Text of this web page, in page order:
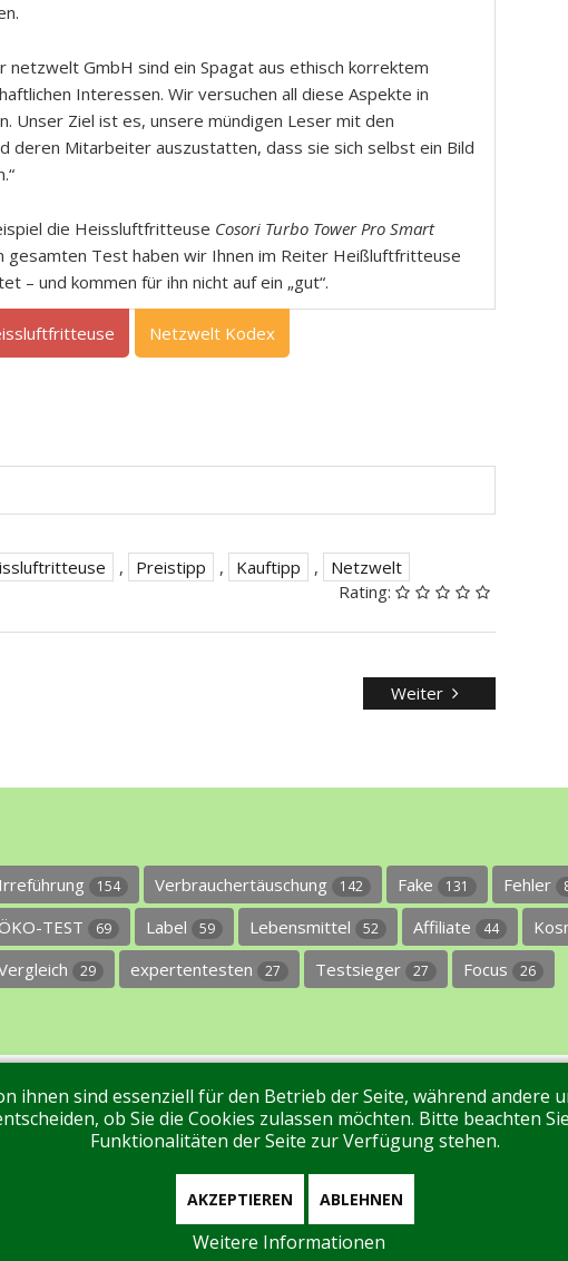
GmbH sind ein Spagat aus ethisch korrektem
Interessen. Wir versuchen all diese Aspekte in
Unser Ziel ist es, unsere mündigen Leser mit den
deren Mitarbeiter auszustatten, dass sie sich selbst ein Bild
die Heissluftfritteuse Cosori Turbo Tower Pro Smart
Test haben wir Ihnen im Reiter Heißluftfritteuse
– und kommen für ihn nicht auf ein „gut“.
Netzwelt Kodex
, Preistipp , Kauftipp ,
Netzwelt
Rating:
Weiter
Irreführung 154 Verbrauchertäuschung 142 Fake 131 Fehler
ÖKO-TEST 69 Label 59 Lebensmittel 52 Affiliate 44
29 expertentesten 27 Testsieger 27 Focus 26
Kontakt Tags Unterstützen Sie uns! Login
ihnen sind essenziell für den Betrieb der Seite, während
ob Sie die Cookies zulassen möchten. Bitte beachten
Funktionalitäten der Seite zur Verfügung stehen.
AKZEPTIEREN ABLEHNEN
Weitere Informationen